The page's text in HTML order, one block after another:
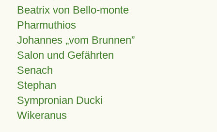
Beatrix von Bello-monte
Pharmuthios
Johannes vom Brunnen
Salon und Gefährten
Senach
Stephan
Sympronian Ducki
Wikeranus